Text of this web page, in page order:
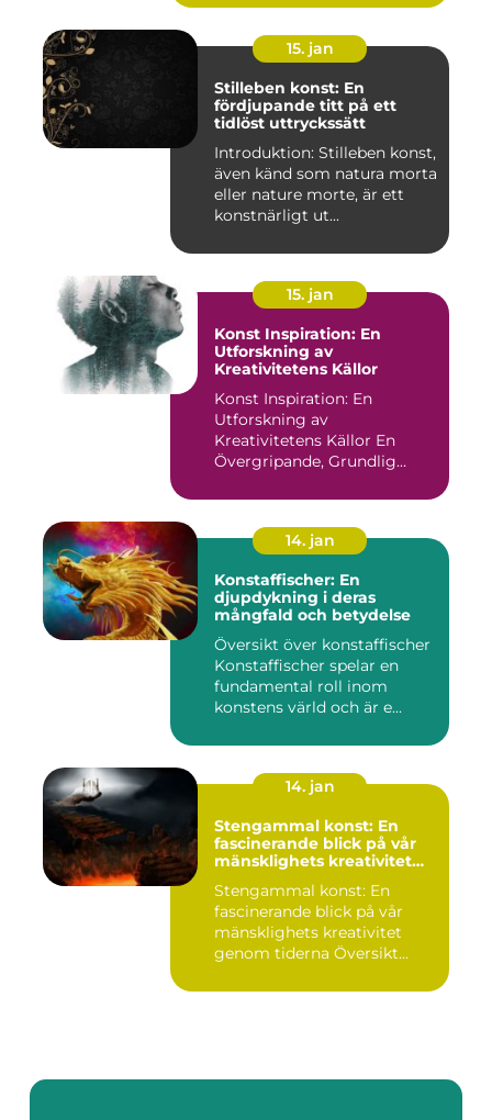
15. jan
Stilleben konst: En
fördjupande titt på ett
tidlöst uttryckssätt
Introduktion: Stilleben konst,
även känd som natura morta
eller nature morte, är ett
konstnärligt ut...
15. jan
Konst Inspiration: En
Utforskning av
Kreativitetens Källor
Konst Inspiration: En
Utforskning av
Kreativitetens Källor En
Övergripande, Grundlig
14. jan
Konstaffischer: En
djupdykning i deras
mångfald och betydelse
Översikt över konstaffischer
Konstaffischer spelar en
fundamental roll inom
konstens värld och är e...
14. jan
Stengammal konst: En
fascinerande blick på vår
mänsklighets kreativitet
Stengammal konst: En
fascinerande blick på vår
mänsklighets kreativitet
genom tiderna Översikt